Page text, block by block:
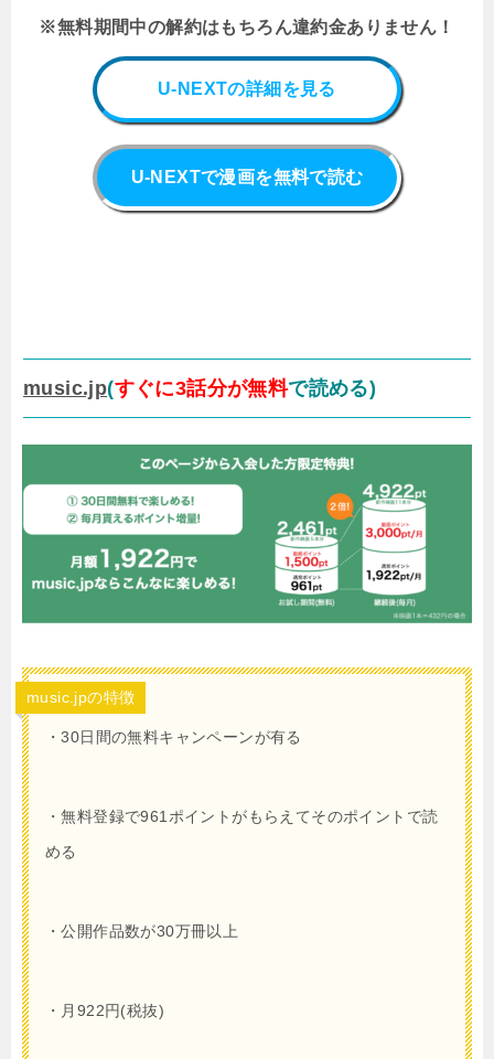
※無料期間中の解約はもちろん違約金ありません！
U-NEXTの詳細を見る
U-NEXTで漫画を無料で読む
music.jp(すぐに3話分が無料で読める)
music.jpの特徴
・30日間の無料キャンペーンが有る
・無料登録で961ポイントがもらえてそのポイントで読
める
・公開作品数が30万冊以上
・月922円(税抜)